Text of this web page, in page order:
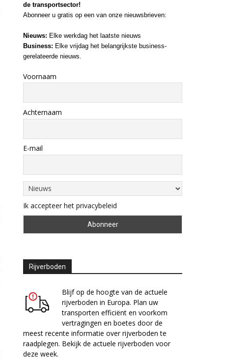
de transportsector!
Abonneer u gratis op een van onze nieuwsbrieven:
Nieuws: Elke werkdag het laatste nieuws
Business: Elke vrijdag het belangrijkste business-
gerelateerde nieuws.
Voornaam
Achternaam
E-mail
Ik accepteer het privacybeleid
Rijverboden
Blijf op de hoogte van de actuele
rijverboden in Europa. Plan uw
transporten efficiënt en voorkom
vertragingen en boetes door de
meest recente informatie over rijverboden te
raadplegen. Bekijk de actuele rijverboden voor
deze week.